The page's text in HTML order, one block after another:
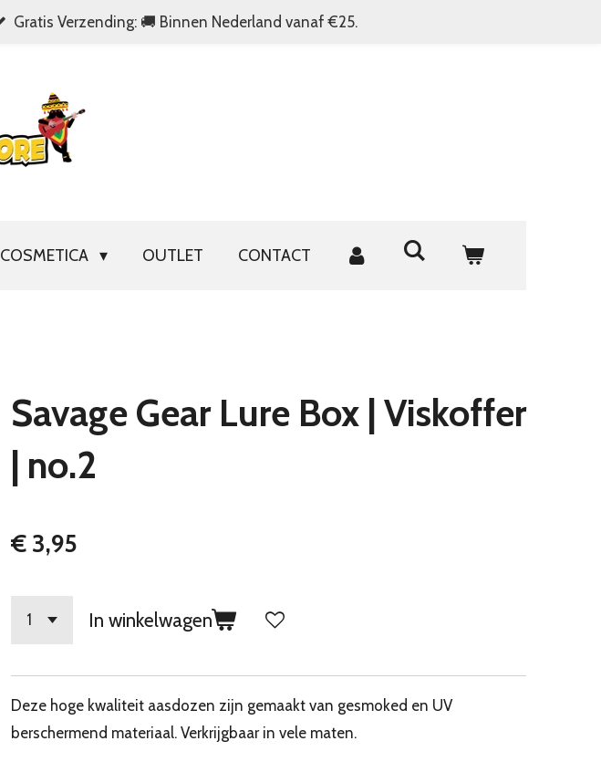
Gratis Verzending: 🚚 Binnen Nederland vanaf €25.
COSMETICA OUTLET CONTACT
Savage Gear Lure Box | Viskoffer
| no.2
€ 3,95
In winkelwagen
Deze hoge kwaliteit aasdozen zijn gemaakt van gesmoked en UV
berschermend materiaal. Verkrijgbaar in vele maten.